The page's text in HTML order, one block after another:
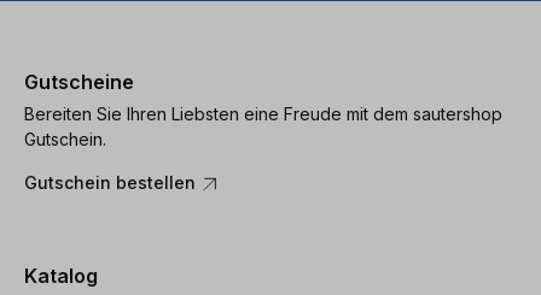
Gutscheine
Bereiten Sie Ihren Liebsten eine Freude mit dem sautershop
Gutschein.
Gutschein bestellen
Katalog